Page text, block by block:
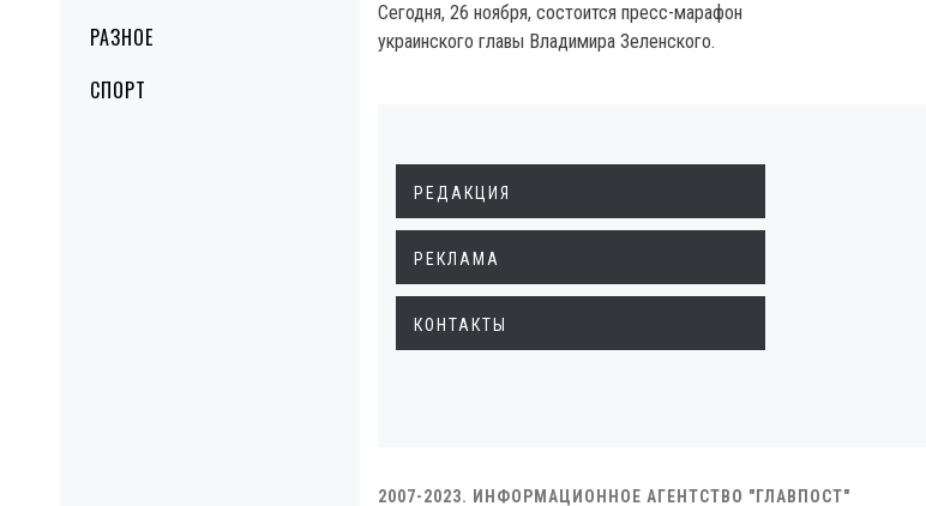
РАЗНОЕ
СПОРТ
Сегодня, 26 ноября, состоится пресс-марафон
украинского главы Владимира Зеленского.
РЕДАКЦИЯ
РЕКЛАМА
КОНТАКТЫ
2007-2023. ИНФОРМАЦИОННОЕ АГЕНТСТВО "ГЛАВПОСТ"